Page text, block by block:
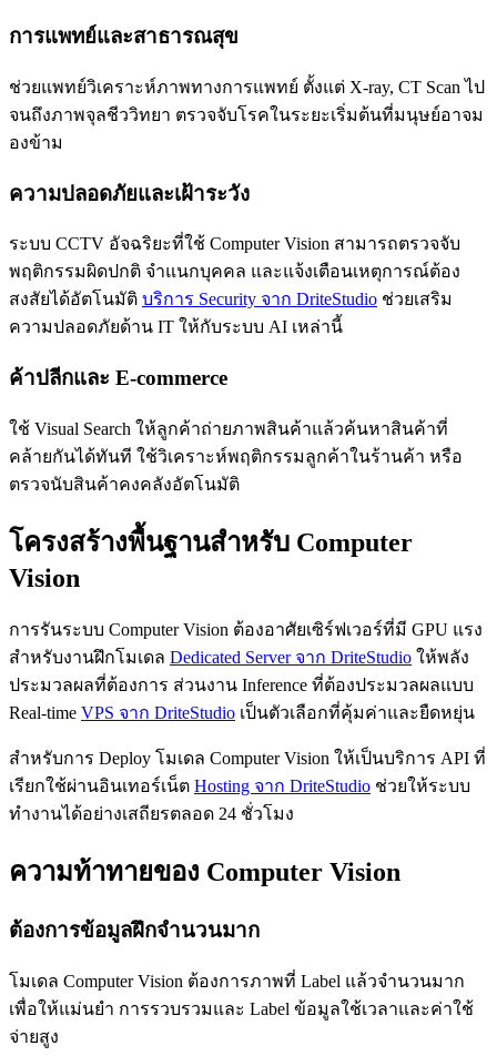
การแพทย์และสาธารณสุข
ช่วยแพทย์วิเคราะห์ภาพทางการแพทย์ ตั้งแต่ X-ray, CT Scan ไป
จนถึงภาพจุลชีววิทยา ตรวจจับโรคในระยะเริ่มต้นที่มนุษย์อาจม
องข้าม
ความปลอดภัยและเฝ้าระวัง
ระบบ CCTV อัจฉริยะที่ใช้ Computer Vision สามารถตรวจจับ
พฤติกรรมผิดปกติ จำแนกบุคคล และแจ้งเตือนเหตุการณ์ต้อง
สงสัยได้อัตโนมัติ บริการ Security จาก DriteStudio ช่วยเสริม
ความปลอดภัยด้าน IT ให้กับระบบ AI เหล่านี้
ค้าปลีกและ E-commerce
ใช้ Visual Search ให้ลูกค้าถ่ายภาพสินค้าแล้วค้นหาสินค้าที่
คล้ายกันได้ทันที ใช้วิเคราะห์พฤติกรรมลูกค้าในร้านค้า หรือ
ตรวจนับสินค้าคงคลังอัตโนมัติ
โครงสร้างพื้นฐานสำหรับ Computer
Vision
การรันระบบ Computer Vision ต้องอาศัยเซิร์ฟเวอร์ที่มี GPU แรง
สำหรับงานฝึกโมเดล Dedicated Server จาก DriteStudio ให้พลัง
ประมวลผลที่ต้องการ ส่วนงาน Inference ที่ต้องประมวลผลแบบ
Real-time VPS จาก DriteStudio เป็นตัวเลือกที่คุ้มค่าและยืดหยุ่น
สำหรับการ Deploy โมเดล Computer Vision ให้เป็นบริการ API ที่
เรียกใช้ผ่านอินเทอร์เน็ต Hosting จาก DriteStudio ช่วยให้ระบบ
ทำงานได้อย่างเสถียรตลอด 24 ชั่วโมง
ความท้าทายของ Computer Vision
ต้องการข้อมูลฝึกจำนวนมาก
โมเดล Computer Vision ต้องการภาพที่ Label แล้วจำนวนมาก
เพื่อให้แม่นยำ การรวบรวมและ Label ข้อมูลใช้เวลาและค่าใช้
จ่ายสูง